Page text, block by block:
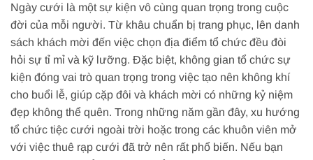
Ngày cưới là một sự kiện vô cùng quan trọng trong cuộc
đời của mỗi người. Từ khâu chuẩn bị trang phục, lên danh
sách khách mời đến việc chọn địa điểm tổ chức đều đòi
hỏi sự tỉ mỉ và kỹ lưỡng. Đặc biệt, không gian tổ chức sự
kiện đóng vai trò quan trọng trong việc tạo nên không khí
cho buổi lễ, giúp cặp đôi và khách mời có những kỷ niệm
đẹp không thể quên. Trong những năm gần đây, xu hướng
tổ chức tiệc cưới ngoài trời hoặc trong các khuôn viên mở
với việc thuê rạp cưới đã trở nên rất phổ biến. Nếu bạn